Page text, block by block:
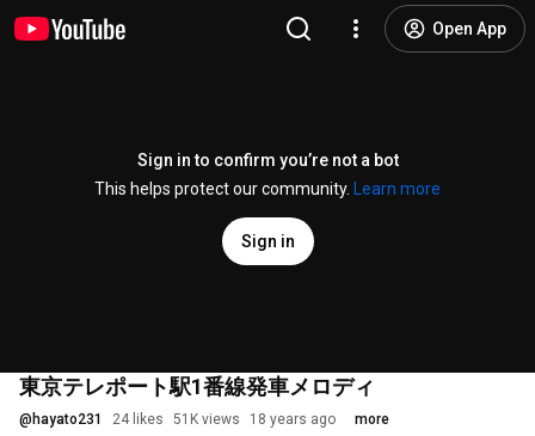
Open App
Sign in to confirm you’re not a bot
This helps protect our community.
Learn more
Sign in
東京テレポート駅1番線発車メロディ
@ hayato231 24 likes 51K views 18 years ago more